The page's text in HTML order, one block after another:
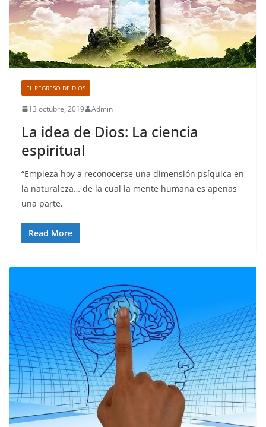
EL REGRESO DE DIOS
13 octubre, 2019 Admin
La idea de Dios: La ciencia
espiritual
“Empieza hoy a reconocerse una dimensión psíquica en
la naturaleza… de la cual la mente humana es apenas
una parte,
Read More